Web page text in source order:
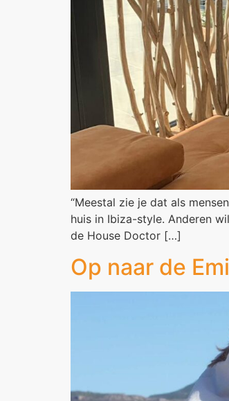
“Meestal zie je dat als
huis in Ibiza-style. Anderen
de House Doctor […]
Op naar de